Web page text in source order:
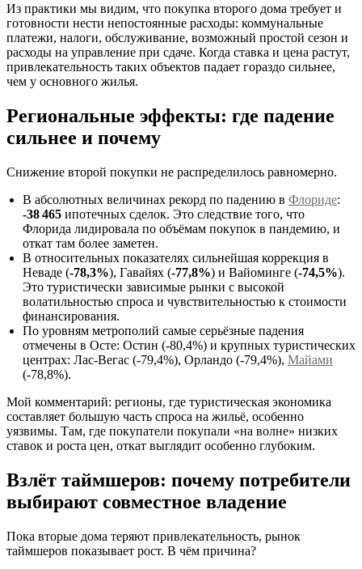
Из практики мы видим, что покупка второго дома требует и
готовности нести непостоянные расходы: коммунальные
платежи, налоги, обслуживание, возможный простой сезон и
расходы на управление при сдаче. Когда ставка и цена растут,
привлекательность таких объектов падает гораздо сильнее,
чем у основного жилья.
Региональные эффекты: где падение
сильнее и почему
Снижение второй покупки не распределилось равномерно.
В абсолютных величинах рекорд по падению в Флориде:
-38 465 ипотечных сделок. Это следствие того, что
Флорида лидировала по объёмам покупок в пандемию, и
откат там более заметен.
В относительных показателях сильнейшая коррекция в
Неваде (-78,3%), Гавайях (-77,8%) и Вайоминге (-74,5%).
Это туристически зависимые рынки с высокой
волатильностью спроса и чувствительностью к стоимости
финансирования.
По уровням метрополий самые серьёзные падения
отмечены в Осте: Остин (-80,4%) и крупных туристических
центрах: Лас-Вегас (-79,4%), Орландо (-79,4%), Майами
(-78,8%).
Мой комментарий: регионы, где туристическая экономика
составляет большую часть спроса на жильё, особенно
уязвимы. Там, где покупатели покупали «на волне» низких
ставок и роста цен, откат выглядит особенно глубоким.
Взлёт таймшеров: почему потребители
выбирают совместное владение
Пока вторые дома теряют привлекательность, рынок
таймшеров показывает рост. В чём причина?